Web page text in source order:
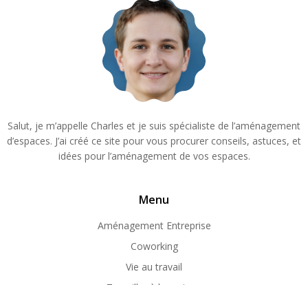
Salut, je m’appelle Charles et je suis spécialiste de l’aménagement
d’espaces. J’ai créé ce site pour vous procurer conseils, astuces, et
idées pour l’aménagement de vos espaces.
Menu
Aménagement Entreprise
Coworking
Vie au travail